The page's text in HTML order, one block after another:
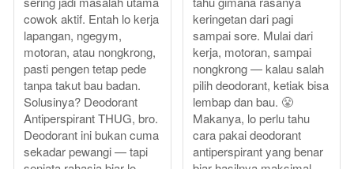
cowok aktif. Entah lo kerja
lapangan, ngegym,
motoran, atau nongkrong,
pasti pengen tetap pede
tanpa takut bau badan.
Solusinya? Deodorant
Antiperspirant THUG, bro.
Deodorant ini bukan cuma
sekadar pewangi — tapi
keringetan dari pagi
sampai sore. Mulai dari
kerja, motoran, sampai
nongkrong — kalau salah
pilih deodorant, ketiak bisa
lembap dan bau. 😤
Makanya, lo perlu tahu
cara pakai deodorant
antiperspirant yang benar